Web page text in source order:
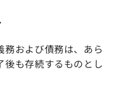
および債務は、あら
後も存続するものとし